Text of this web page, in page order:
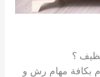
؟
بكافة مهام رش و